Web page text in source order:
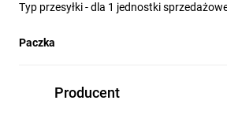
Typ przesyłki - dla 1 jednostki
Paczka
Producent